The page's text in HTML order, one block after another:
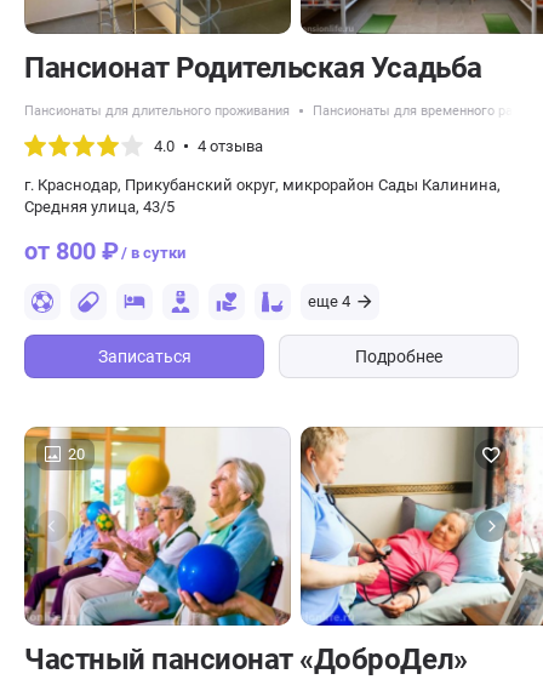
Пансионат Родительская Усадьба
Пансионаты для длительного проживания Пансионаты для временного
4.0 4 отзыва
г. Краснодар, Прикубанский округ, микрорайон Сады Калинина,
Средняя улица, 43/5
от 800 ₽/ в сутки
еще 4
Записаться Подробнее
20
Частный пансионат «ДоброДел»